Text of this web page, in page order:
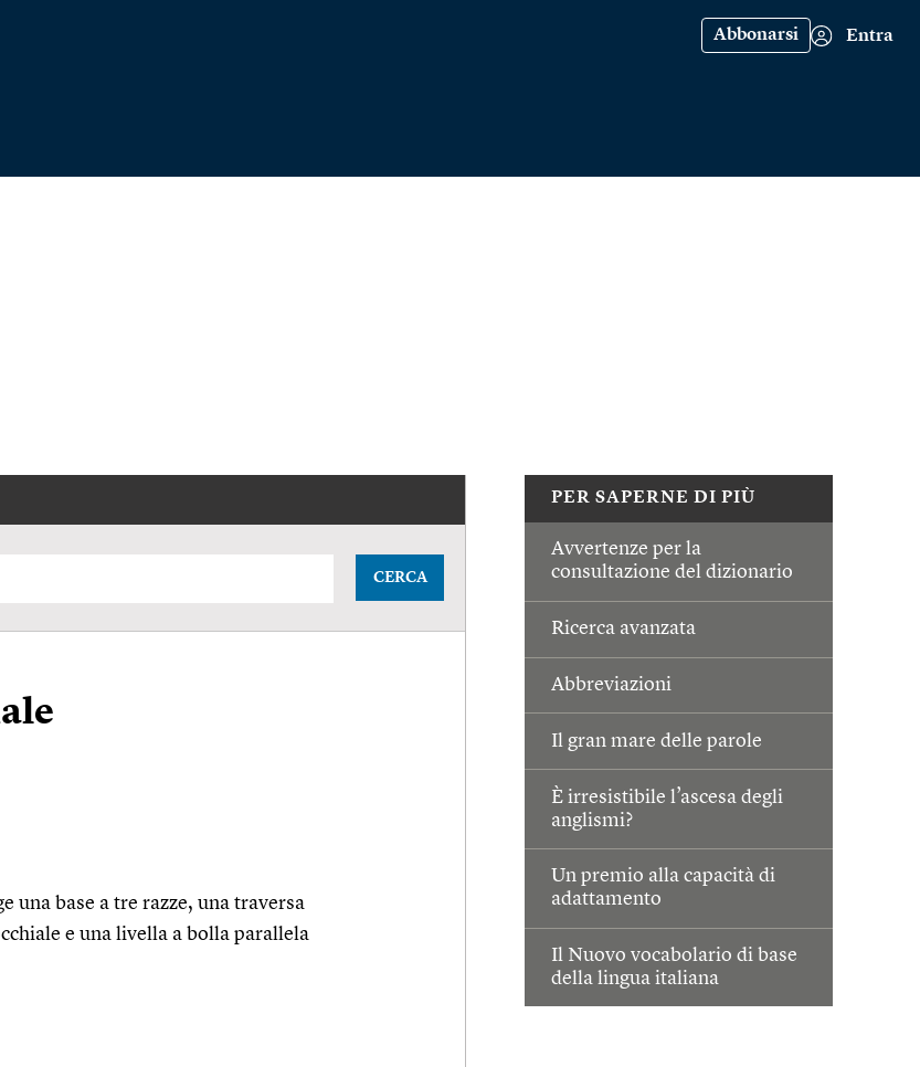
Abbonarsi Entra
PER SAPERNE DI PIÙ
Avvertenze per la
consultazione del dizionario
Ricerca avanzata
Abbreviazioni
Il gran mare delle parole
È irresistibile l’ascesa degli
anglismi?
Un premio alla capacità di
adattamento
Il Nuovo vocabolario di base
della lingua italiana
CERCA
una base a tre razze, una traversa
e una livella a bolla parallela